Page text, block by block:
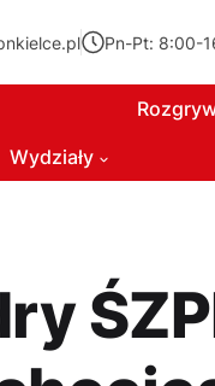
Pn-Pt: 8:00-
Wydziały